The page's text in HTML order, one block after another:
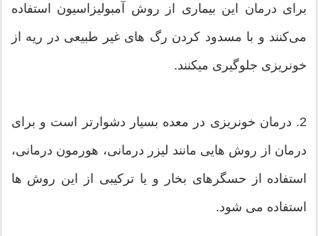
برای درمان این بیماری از روش آمبولیزاسیون استفاده
می‌کنند و با مسدود کردن رگ های غیر طبیعی در ریه از
خونریزی جلوگیری میکنند.
2. درمان خونریزی در معده بسیار دشوارتر است و برای
درمان از روش هایی مانند لیزر درمانی، هورمون درمانی،
استفاده از حسگرهای بخار و یا ترکیبی از این روش ها
استفاده می شود.